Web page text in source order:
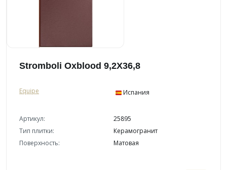
Stromboli Oxblood 9,2X36,8
Equipe Испания
Артикул:
25895
Тип плитки:
Керамогранит
Поверхность:
Матовая